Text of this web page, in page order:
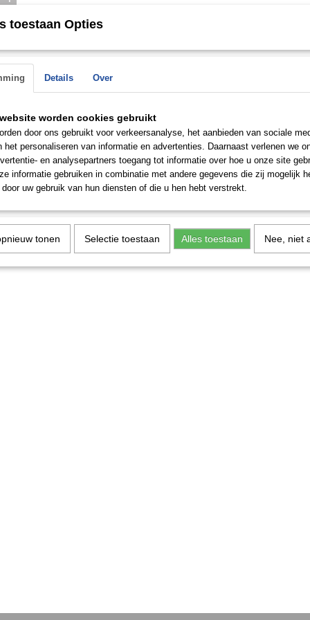
verkocht is in de zaak, houden wij u op de hoogte
Save
toestaan Opties
Details Over
worden cookies gebruikt
door ons gebruikt voor verkeersanalyse, het aanbieden van sociale
het personaliseren van informatie en advertenties. Daarnaast verlenen we
en analysepartners toegang tot informatie over hoe u onze site
informatie gebruiken in combinatie met andere gegevens die zij mogelijk
uw gebruik van hun diensten of die u hen hebt verstrekt.
tonen Selectie toestaan Alles toestaan Nee, niet